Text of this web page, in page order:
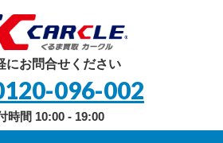
にお問合せください
096-002
時間 10:00 - 19:00